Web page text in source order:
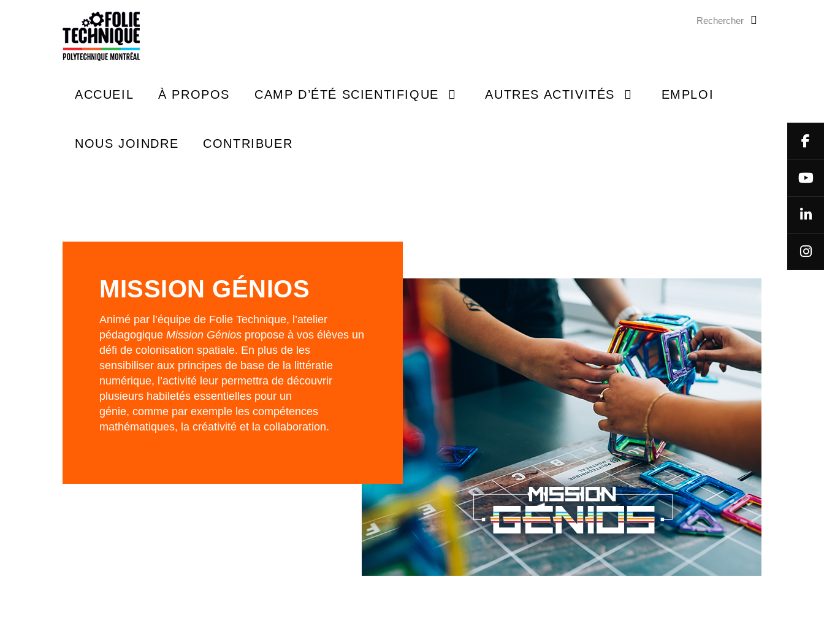
Rechercher
Rechercher
ACCUEIL À PROPOS CAMP D’ÉTÉ SCIENTIFIQUE
ADO (15 À 17 ANS) AUTRES ACTIVITÉS
ÉVÉNEMENTS EMPLOI
NOUS JOINDRE CONTRIBUER
MISSION GÉNIOS
Animé par l’équipe de Folie Technique, l’atelier
pédagogique Mission Génios propose à vos élèves un
défi de colonisation spatiale. En plus de les
sensibiliser aux principes de base de la littératie
numérique, l’activité leur permettra de découvrir
plusieurs habiletés essentielles pour un
génie, comme par exemple les compétences
mathématiques, la créativité et la collaboration.